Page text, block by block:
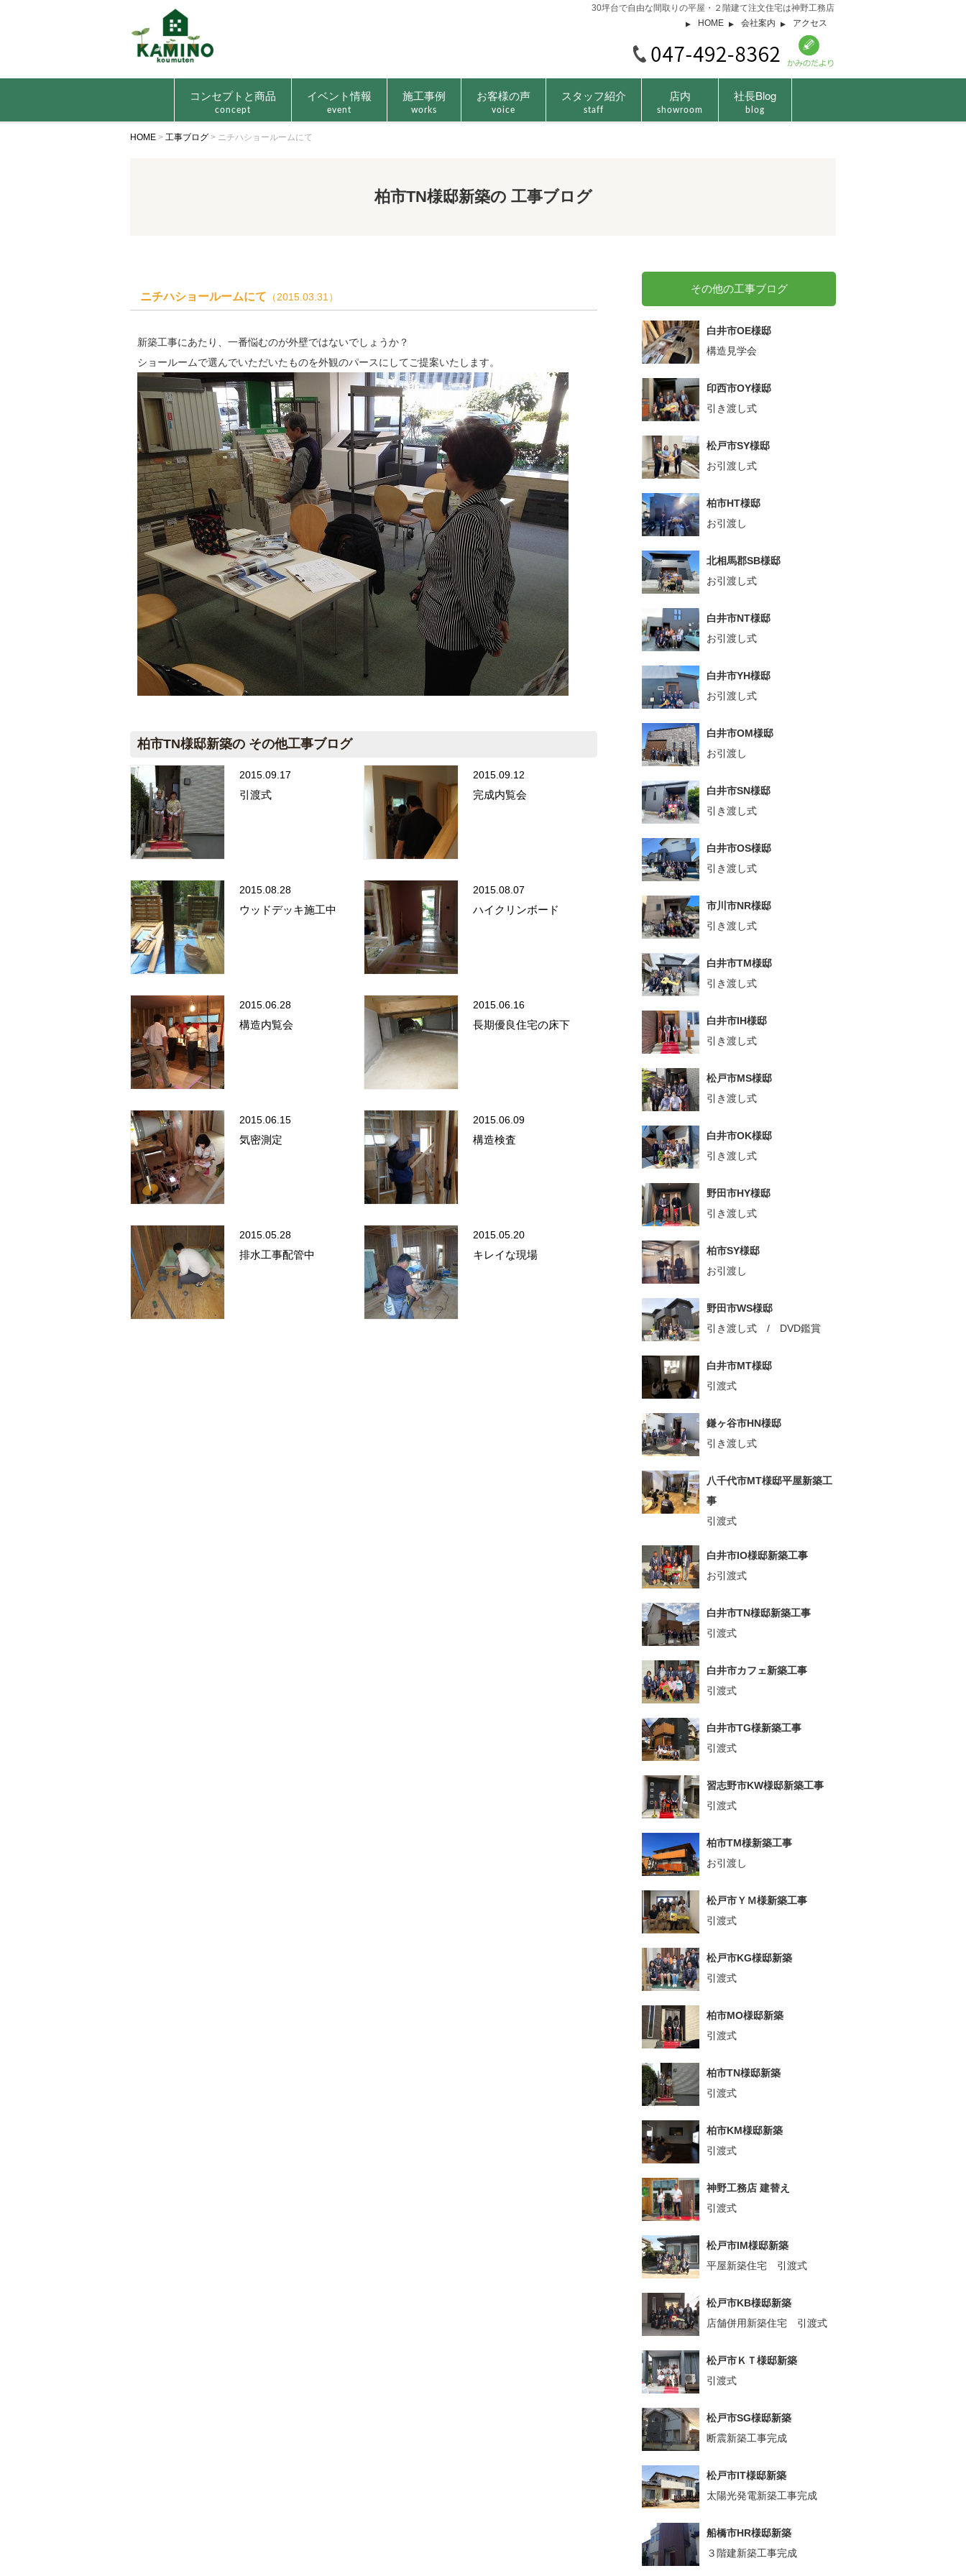
30坪台で自由な間取りの平屋・２階建て注文住宅は神野工務店
HOME
会社案内 アクセス
コンセプトと商品
concept
イベント情報
event
施工事例
works
お客様の声
voice
スタッフ紹介
staff
店内
showroom
社長Blog
blog
HOME > 工事ブログ > ニチハショールームにて
柏市TN様邸新築の 工事ブログ
ニチハショールームにて （2015.03.31）
新築工事にあたり、一番悩むのが外壁ではないでしょうか？
ショールームで選んでいただいたものを外観のパースにしてご提案いたします。
柏市TN様邸新築の その他工事ブログ
2015.09.17
引渡式
2015.09.12
完成内覧会
2015.08.28
ウッドデッキ施工中
2015.08.07
ハイクリンボード
2015.06.28
構造内覧会
2015.06.16
長期優良住宅の床下
2015.06.15
気密測定
2015.06.09
構造検査
2015.05.28
排水工事配管中
2015.05.20
キレイな現場
その他の工事ブログ
白井市OE様邸
構造見学会
印西市OY様邸
引き渡し式
松戸市SY様邸
お引渡し式
柏市HT様邸
お引渡し
北相馬郡SB様邸
お引渡し式
白井市NT様邸
お引渡し式
白井市YH様邸
お引渡し式
白井市OM様邸
お引渡し
白井市SN様邸
引き渡し式
白井市OS様邸
引き渡し式
市川市NR様邸
引き渡し式
白井市TM様邸
引き渡し式
白井市IH様邸
引き渡し式
松戸市MS様邸
引き渡し式
白井市OK様邸
引き渡し式
野田市HY様邸
引き渡し式
柏市SY様邸
お引渡し
野田市WS様邸
引き渡し式 / DVD鑑賞
白井市MT様邸
引渡式
鎌ヶ谷市HN様邸
引き渡し式
八千代市MT様邸平屋新築工
事
引渡式
白井市IO様邸新築工事
お引渡式
白井市TN様邸新築工事
引渡式
白井市カフェ新築工事
引渡式
白井市TG様新築工事
引渡式
習志野市KW様邸新築工事
引渡式
柏市TM様新築工事
お引渡し
松戸市ＹＭ様新築工事
引渡式
松戸市KG様邸新築
引渡式
柏市MO様邸新築
引渡式
柏市TN様邸新築
引渡式
柏市KM様邸新築
引渡式
神野工務店 建替え
引渡式
松戸市IM様邸新築
平屋新築住宅 引渡式
松戸市KB様邸新築
店舗併用新築住宅 引渡式
松戸市ＫＴ様邸新築
引渡式
松戸市SG様邸新築
断震新築工事完成
松戸市IT様邸新築
太陽光発電新築工事完成
船橋市HR様邸新築
３階建新築工事完成